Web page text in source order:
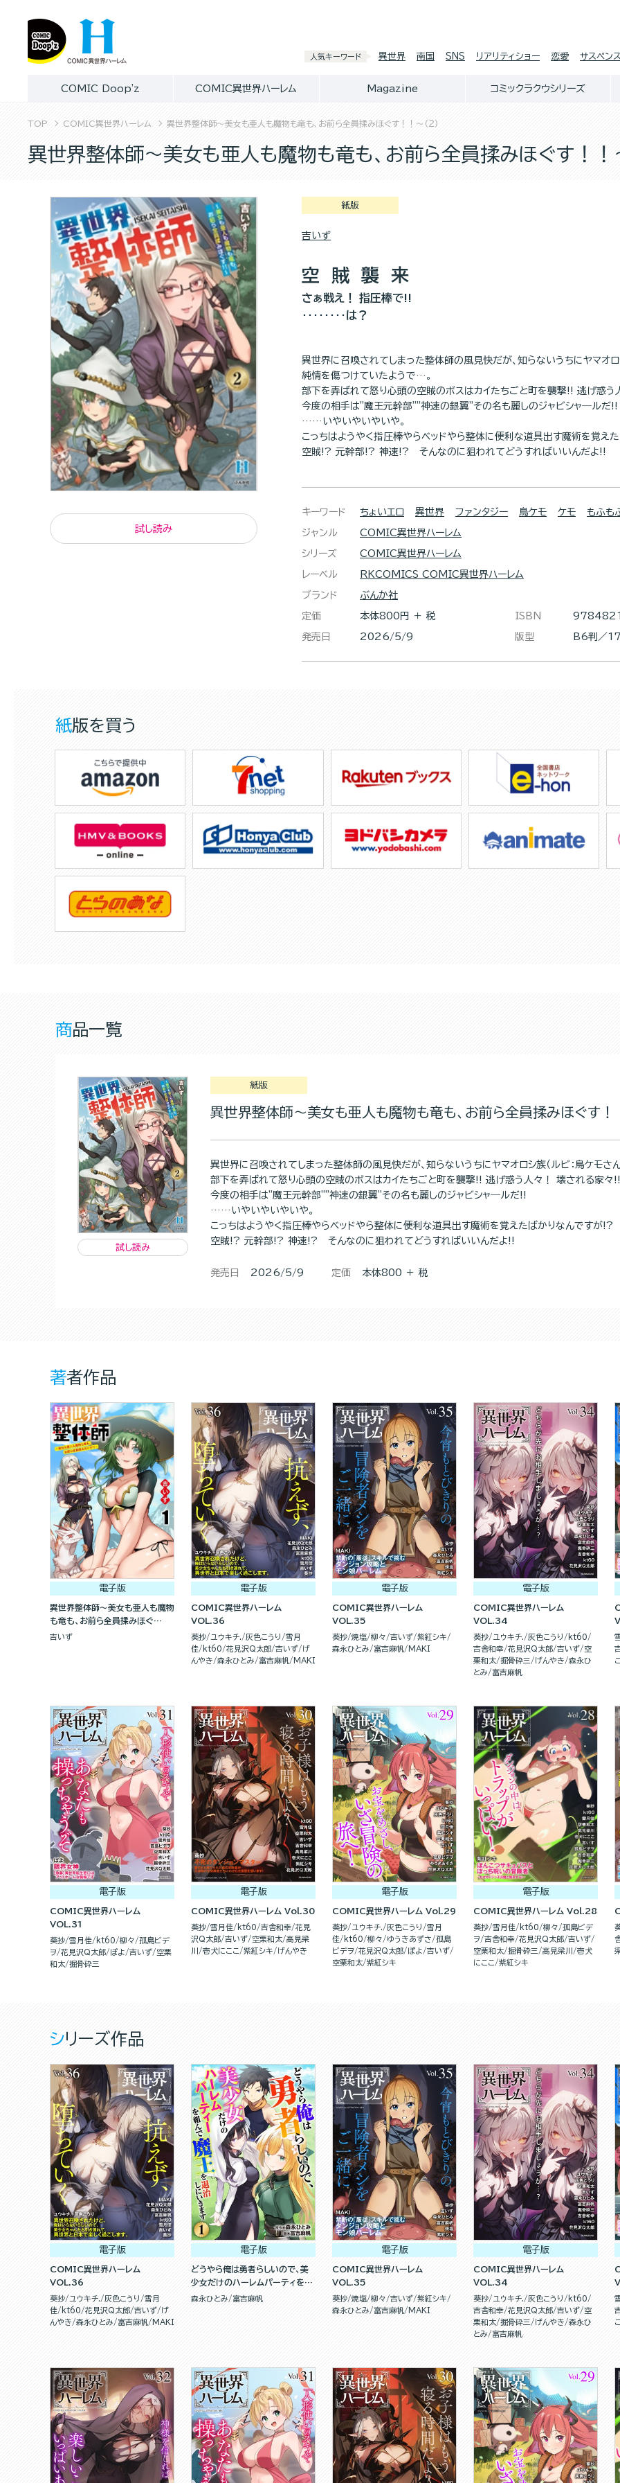
人気キーワード 異世界 南国 SNS リアリティショー 恋愛 サスペン
COMIC Doop'z COMIC異世界ハーレム Magazine コミックラクウシリーズ
TOP COMIC異世界ハーレム 異世界整体師～美女も亜人も魔物も竜も、お前ら全員揉みほぐす！！～(２)
異世界整体師～美女も亜人も魔物も竜も、お前ら全員揉みほぐす！
試し読み
紙版
吉いず
空 賊 襲 来
さぁ戦え！ 指圧棒で!!
‥‥‥‥は？
異世界に召喚されてしまった整体師の風見快だが、知らないうちにヤマオロ
純情を傷つけていたようで…。
部下を弄ばれて怒り心頭の空賊のボスはカイたちごと町を襲撃!! 逃げ惑
今度の相手は"魔王元幹部""神速の銀翼"その名も麗しのジャビシャ―ルだ!!
……いやいやいやいや。
こっちはようやく指圧棒やらベッドやら整体に便利な道具出す魔術を覚え
空賊!? 元幹部!? 神速!? そんなのに狙われてどうすればいいんだよ!!
キーワード ちょいエロ 異世界 ファンタジー 鳥ケモ ケモ もふも
ジャンル COMIC異世界ハーレム
シリーズ COMIC異世界ハーレム
レーベル RKCOMICS COMIC異世界ハーレム
ブランド ぶんか社
定価 本体800円 ＋ 税
発売日 2026/5/9
ISBN
版型 B6判／
紙版を買う
商品一覧
試し読み
紙版
異世界整体師～美女も亜人も魔物も竜も、お前ら全員揉みほぐす
異世界に召喚されてしまった整体師の風見快だが、知らないうちにヤマオロシ族（ルビ：鳥ケモさ
部下を弄ばれて怒り心頭の空賊のボスはカイたちごと町を襲撃!! 逃げ惑う人々！ 壊される家々!!
今度の相手は"魔王元幹部""神速の銀翼"その名も麗しのジャビシャ―ルだ!!
……いやいやいやいや。
こっちはようやく指圧棒やらベッドやら整体に便利な道具出す魔術を覚えたばかりなんですが!?
空賊!? 元幹部!? 神速!? そんなのに狙われてどうすればいいんだよ!!
発売日 2026/5/9 定価 本体800 ＋ 税
著者作品
電子版
異世界整体師～美女も亜人も魔物
も竜も、お前ら全員揉みほぐ
す！！～(分冊版)
吉いず
電子版
COMIC異世界ハーレム
VOL.36
葵抄 ユウキチ. 灰色こうり
雪月
佳
kt60 花見沢Q太郎 吉いず
げ
んやき
森永ひとみ 富吉麻帆 MAKI
電子版
COMIC異世界ハーレム
VOL.35
葵抄 焼塩 柳々 吉いず 紫紅シキ
森永ひとみ
富吉麻帆 MAKI
電子版
COMIC異世界ハーレム
VOL.34
葵抄 ユウキチ. 灰色こうり
kt60
吉舎和幸 花見沢Q太郎 吉いず
空
栗和太 掘骨砕三 げんやき
森永ひ
とみ
富吉麻帆
電子版
COMIC異世界ハーレム
VOL.31
葵抄 雪月佳 kt60 柳々
孤島ビデ
ヲ
花見沢Q太郎 ぽよ 吉いず
空栗
和太 掘骨砕三
電子版
COMIC異世界ハーレム Vol.30
葵抄 雪月佳 kt60 吉舎和幸 花見
沢Q太郎 吉いず 空栗和太 高見梁
川
壱犬にここ 紫紅シキ げんやき
電子版
COMIC異世界ハーレム Vol.29
葵抄 ユウキチ. 灰色こうり
雪月
佳
kt60 柳々 ゆうきあずさ
孤島
ビデヲ
花見沢Q太郎 ぽよ
吉いず
空栗和太 紫紅シキ
電子版
COMIC異世界ハーレム Vol.28
葵抄 雪月佳 kt60 柳々
孤島ビデ
ヲ
吉舎和幸 花見沢Q太郎 吉いず
空栗和太 掘骨砕三 高見梁川
壱犬
にここ
紫紅シキ
シリーズ作品
電子版
COMIC異世界ハーレム
VOL.36
葵抄 ユウキチ. 灰色こうり
雪月
佳
kt60 花見沢Q太郎 吉いず
げ
んやき
森永ひとみ 富吉麻帆 MAKI
電子版
どうやら俺は勇者らしいので、美
少女だけのハーレムパーティを組
んで魔王を退治しにいきます（分
森永ひとみ 富吉麻帆
電子版
COMIC異世界ハーレム
VOL.35
葵抄 焼塩 柳々 吉いず 紫紅シキ
森永ひとみ
富吉麻帆 MAKI
電子版
COMIC異世界ハーレム
VOL.34
葵抄 ユウキチ. 灰色こうり
kt60
吉舎和幸 花見沢Q太郎 吉いず
空
栗和太 掘骨砕三 げんやき
森永ひ
とみ
富吉麻帆